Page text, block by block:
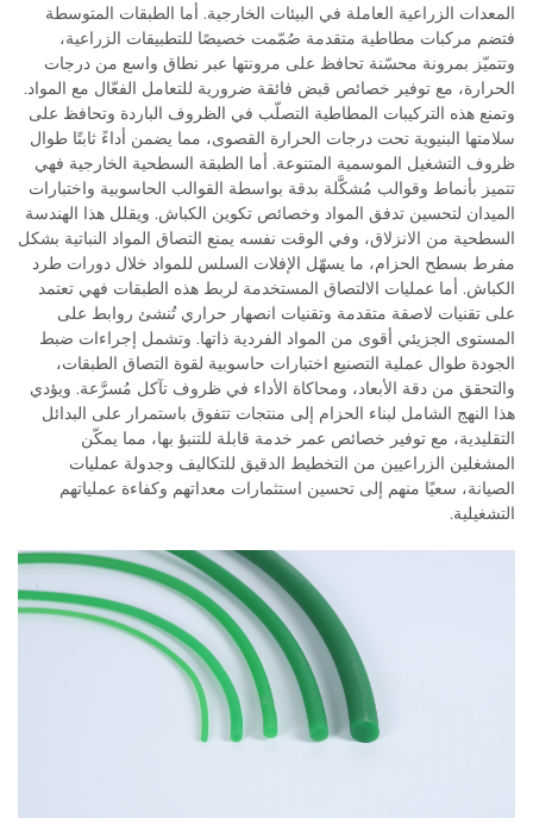
المعدات الزراعية العاملة في البيئات الخارجية. أما الطبقات المتوسطة
فتضم مركبات مطاطية متقدمة صُمّمت خصيصًا للتطبيقات الزراعية،
وتتميّز بمرونة محسّنة تحافظ على مرونتها عبر نطاق واسع من درجات
الحرارة، مع توفير خصائص قبض فائقة ضرورية للتعامل الفعّال مع المواد.
وتمنع هذه التركيبات المطاطية التصلّب في الظروف الباردة وتحافظ على
سلامتها البنيوية تحت درجات الحرارة القصوى، مما يضمن أداءً ثابتًا طوال
ظروف التشغيل الموسمية المتنوعة. أما الطبقة السطحية الخارجية فهي
تتميز بأنماط وقوالب مُشكَّلة بدقة بواسطة القوالب الحاسوبية واختبارات
الميدان لتحسين تدفق المواد وخصائص تكوين الكباش. ويقلل هذا الهندسة
السطحية من الانزلاق، وفي الوقت نفسه يمنع التصاق المواد النباتية بشكل
مفرط بسطح الحزام، ما يسهّل الإفلات السلس للمواد خلال دورات طرد
الكباش. أما عمليات الالتصاق المستخدمة لربط هذه الطبقات فهي تعتمد
على تقنيات لاصقة متقدمة وتقنيات انصهار حراري تُنشئ روابط على
المستوى الجزيئي أقوى من المواد الفردية ذاتها. وتشمل إجراءات ضبط
الجودة طوال عملية التصنيع اختبارات حاسوبية لقوة التصاق الطبقات،
والتحقق من دقة الأبعاد، ومحاكاة الأداء في ظروف تآكل مُسرَّعة. ويؤدي
هذا النهج الشامل لبناء الحزام إلى منتجات تتفوق باستمرار على البدائل
التقليدية، مع توفير خصائص عمر خدمة قابلة للتنبؤ بها، مما يمكّن
المشغلين الزراعيين من التخطيط الدقيق للتكاليف وجدولة عمليات
الصيانة، سعيًا منهم إلى تحسين استثمارات معداتهم وكفاءة عملياتهم
التشغيلية.